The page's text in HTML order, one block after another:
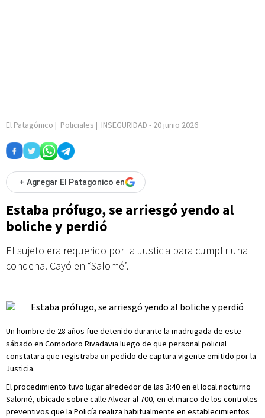
El Patagónico | Policiales | INSEGURIDAD - 20 junio 2026
+ Agregar El Patagonico en
Estaba prófugo, se arriesgó yendo al
boliche y perdió
El sujeto era requerido por la Justicia para cumplir una
condena. Cayó en “Salomé”.
Un hombre de 28 años fue detenido durante la madrugada de este
sábado en Comodoro Rivadavia luego de que personal policial
constatara que registraba un pedido de captura vigente emitido por la
Justicia.
El procedimiento tuvo lugar alrededor de las 3:40 en el local nocturno
Salomé, ubicado sobre calle Alvear al 700, en el marco de los controles
preventivos que la Policía realiza habitualmente en establecimientos